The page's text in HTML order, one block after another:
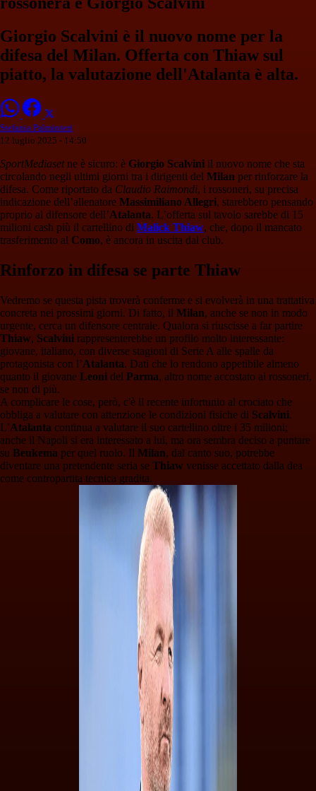
Giorgio Scalvini è il nuovo nome per la
difesa del Milan. Offerta con Thiaw sul
piatto, la valutazione dell'Atalanta è alta.
Stefania Palminteri
12 luglio 2025 - 14:50
SportMediasetne è sicuro: è Giorgio Scalvini il nuovo nome che sta
circolando negli ultimi giorni tra i dirigenti del Milan per rinforzare la
difesa. Come riportato da Claudio Raimondi, i rossoneri, su precisa
indicazione dell’allenatore Massimiliano Allegri, starebbero pensando
proprio al difensore dell’Atalanta. L’offerta sul tavolo sarebbe di 15
milioni cash più il cartellino di Malick Thiaw, che, dopo il mancato
trasferimento al Como, è ancora in uscita dal club.
Rinforzo in difesa se parte Thiaw
Vedremo se questa pista troverà conferme e si evolverà in una trattativa
concreta nei prossimi giorni. Di fatto, il Milan, anche se non in modo
urgente, cerca un difensore centrale. Qualora si riuscisse a far partire
Thiaw, Scalvini rappresenterebbe un profilo molto interessante:
giovane, italiano, con diverse stagioni di Serie A alle spalle da
protagonista con l’Atalanta. Dati che lo rendono appetibile almeno
quanto il giovane Leoni del Parma, altro nome accostato ai rossoneri,
se non di più.
A complicare le cose, però, c'è il recente infortunio al crociato che
obbliga a valutare con attenzione le condizioni fisiche di Scalvini.
L’Atalanta continua a valutare il suo cartellino oltre i 35 milioni;
anche il Napoli si era interessato a lui, ma ora sembra deciso a puntare
su Beukema per quel ruolo. Il Milan, dal canto suo, potrebbe
diventare una pretendente seria se Thiaw venisse accettato dalla dea
come contropartita tecnica gradita.